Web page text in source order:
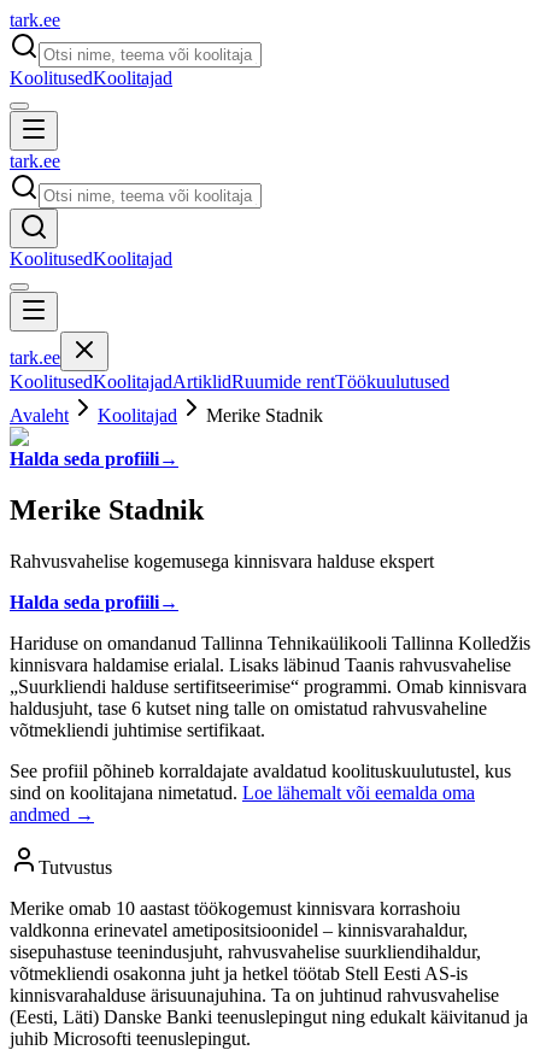
tark.ee
KoolitusedKoolitajad
tark.ee
KoolitusedKoolitajad
tark.ee
KoolitusedKoolitajadArtiklidRuumide rentTöökuulutused
Avaleht
Koolitajad Merike Stadnik
Halda seda profiili→
Merike Stadnik
Rahvusvahelise kogemusega kinnisvara halduse ekspert
Halda seda profiili→
Hariduse on omandanud Tallinna Tehnikaülikooli Tallinna Kolledžis
kinnisvara haldamise erialal. Lisaks läbinud Taanis rahvusvahelise
„Suurkliendi halduse sertifitseerimise“ programmi. Omab kinnisvara
haldusjuht, tase 6 kutset ning talle on omistatud rahvusvaheline
võtmekliendi juhtimise sertifikaat.
See profiil põhineb korraldajate avaldatud koolituskuulutustel, kus
sind on koolitajana nimetatud. Loe lähemalt või eemalda oma
andmed →
Tutvustus
Merike omab 10 aastast töökogemust kinnisvara korrashoiu
valdkonna erinevatel ametipositsioonidel – kinnisvarahaldur,
sisepuhastuse teenindusjuht, rahvusvahelise suurkliendihaldur,
võtmekliendi osakonna juht ja hetkel töötab Stell Eesti AS-is
kinnisvarahalduse ärisuunajuhina. Ta on juhtinud rahvusvahelise
(Eesti, Läti) Danske Banki teenuslepingut ning edukalt käivitanud ja
juhib Microsofti teenuslepingut.